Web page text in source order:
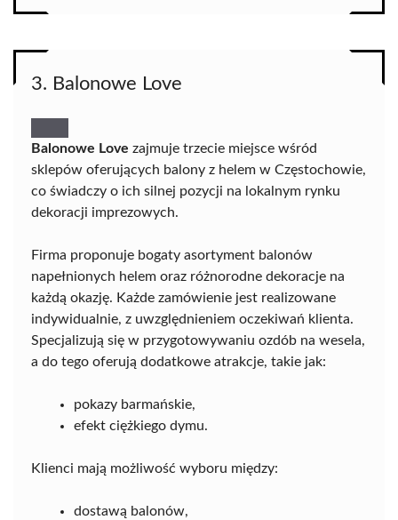
3. Balonowe Love
Balonowe Love zajmuje trzecie miejsce wśród
sklepów oferujących balony z helem w Częstochowie,
co świadczy o ich silnej pozycji na lokalnym rynku
dekoracji imprezowych.
Firma proponuje bogaty asortyment balonów
napełnionych helem oraz różnorodne dekoracje na
każdą okazję. Każde zamówienie jest realizowane
indywidualnie, z uwzględnieniem oczekiwań klienta.
Specjalizują się w przygotowywaniu ozdób na wesela,
a do tego oferują dodatkowe atrakcje, takie jak:
pokazy barmańskie,
efekt ciężkiego dymu.
Klienci mają możliwość wyboru między:
dostawą balonów,